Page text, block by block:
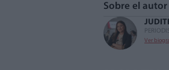
Sobre el autor
Ver